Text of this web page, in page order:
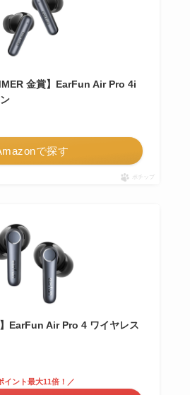
金賞】EarFun Air Pro 4i
で探す
ポチップ
】EarFun Air Pro 4 ワイヤレス
イント最大11倍！／